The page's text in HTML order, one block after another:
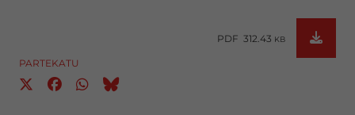
PDF 312.43 KB
PARTEKATU